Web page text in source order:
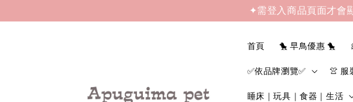
✦需登入商品頁面才會
首頁 🐤 早鳥優惠 🐤
✅依品牌瀏覽✅ 👚 服
睡床｜玩具｜食器｜生活